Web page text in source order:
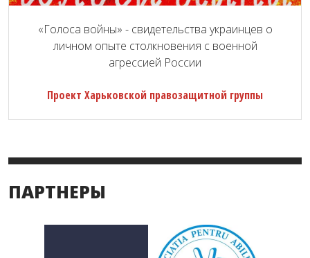
«Голоса войны» - свидетельства украинцев о
личном опыте столкновения с военной
агрессией России
Проект Харьковской правозащитной группы
ПАРТНЕРЫ